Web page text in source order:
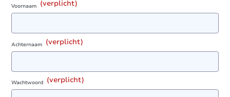
Voornaam (verplicht)
Achternaam (verplicht)
Wachtwoord (verplicht)